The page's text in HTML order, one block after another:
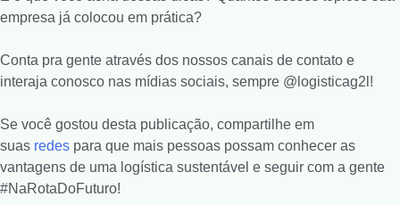
empresa já colocou em prática?
Conta pra gente através dos nossos canais de contato e
interaja conosco nas mídias sociais, sempre @logisticag2l!
Se você gostou desta publicação, compartilhe em
suas redes para que mais pessoas possam conhecer as
vantagens de uma logística sustentável e seguir com a gente
#NaRotaDoFuturo!